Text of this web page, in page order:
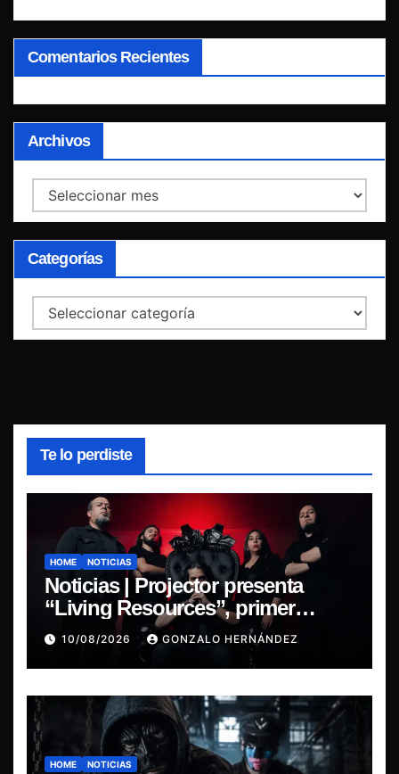
Comentarios Recientes
Archivos
Archivos
Categorías
Categorías
Te lo perdiste
HOME NOTICIAS
Noticias | Projector presenta
“Living Resources”, primer
adelanto de su nuevo álbum
Before the Last Light
10/08/2026 GONZALO HERNÁNDEZ
HOME NOTICIAS